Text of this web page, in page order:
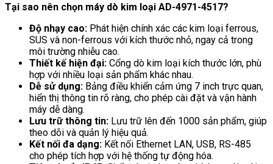
Tại sao nên chọn máy dò kim loại AD-4971-4517?
Độ nhạy cao: Phát hiện chính xác các kim loại ferrous,
SUS và non-ferrous với kích thước nhỏ, ngay cả trong
môi trường nhiễu cao.
Thiết kế hiện đại: Cổng dò kim loại kích thước lớn, phù
hợp với nhiều loại sản phẩm khác nhau.
Dễ sử dụng: Bảng điều khiển cảm ứng 7 inch trực quan,
hiển thị thông tin rõ ràng, cho phép cài đặt và vận hành
máy dễ dàng.
Lưu trữ thông tin: Lưu trữ lên đến 1000 sản phẩm, giúp
theo dõi và quản lý hiệu quả.
Kết nối đa dạng: Kết nối Ethernet LAN, USB, RS-485
cho phép tích hợp với hệ thống tự động hóa.